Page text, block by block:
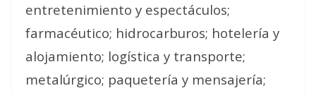
entretenimiento y espectáculos;
farmacéutico; hidrocarburos; hotelería y
alojamiento; logística y transporte;
metalúrgico; paquetería y mensajería;